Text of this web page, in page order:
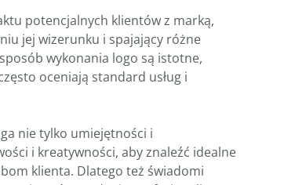
potencjalnych klientów z marką,
jej wizerunku i spajający różne
wykonania logo są istotne,
oceniają standard usług i
nie tylko umiejętności i
i kreatywności, aby znaleźć idealne
klienta. Dlatego też świadomi